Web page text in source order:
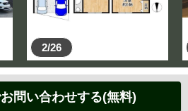
2/26
問い合わせする(無料)